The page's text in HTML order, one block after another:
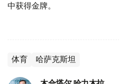
中获得金牌。
体育 哈萨克斯坦